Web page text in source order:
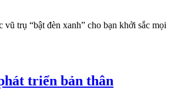
trụ “bật đèn xanh” cho bạn khởi sắc mọi
triển bản thân